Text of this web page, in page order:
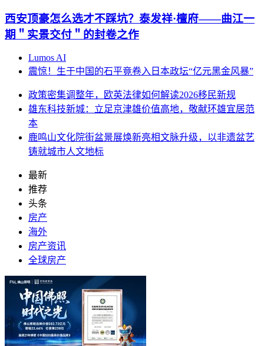
西安顶豪怎么选才不踩坑？泰发祥·檀府——曲江一
期＂实景交付＂的封卷之作
Lumos AI
震惊！生于中国的石平竟卷入日本政坛“亿元黑金风暴”
政策密集调整年，欧英法律如何解读2026移民新规
雄东科技新城：立足京津雄价值高地，敬献环雄宜居范
本
鹿鸣山文化院街盆景展焕新亮相文脉升级，以非遗盆艺
铸就城市人文地标
最新
推荐
头条
房产
海外
房产资讯
全球房产